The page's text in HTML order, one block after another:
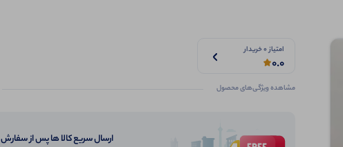
امتیاز 0 خریدار
0.0
مشاهده ویژگی‌های محصول
ارسال سریع کالا ها پس از سفارش